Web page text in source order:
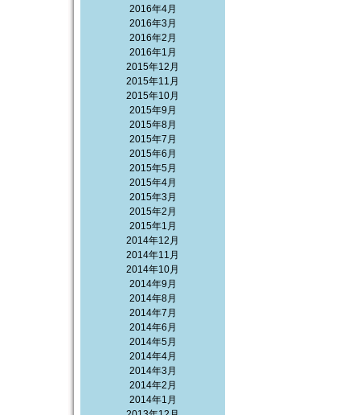
2016年4月
2016年3月
2016年2月
2016年1月
2015年12月
2015年11月
2015年10月
2015年9月
2015年8月
2015年7月
2015年6月
2015年5月
2015年4月
2015年3月
2015年2月
2015年1月
2014年12月
2014年11月
2014年10月
2014年9月
2014年8月
2014年7月
2014年6月
2014年5月
2014年4月
2014年3月
2014年2月
2014年1月